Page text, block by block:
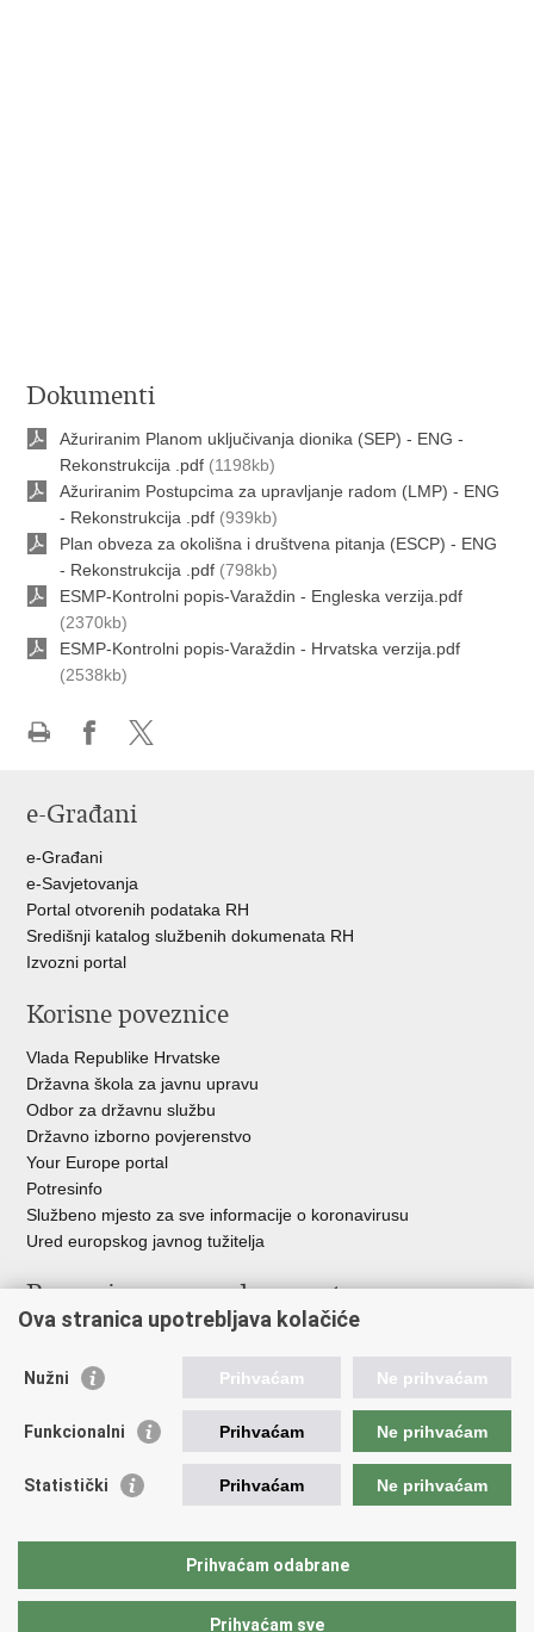
Dokumenti
Ažuriranim Planom uključivanja dionika (SEP) - ENG -
Rekonstrukcija .pdf (1198kb)
Ažuriranim Postupcima za upravljanje radom (LMP) - ENG
- Rekonstrukcija .pdf (939kb)
Plan obveza za okolišna i društvena pitanja (ESCP) - ENG
- Rekonstrukcija .pdf (798kb)
ESMP-Kontrolni popis-Varaždin - Engleska verzija.pdf
(2370kb)
ESMP-Kontrolni popis-Varaždin - Hrvatska verzija.pdf
(2538kb)
FacebookuTwitteru
e-Građani
e-Građani
e-Savjetovanja
Portal otvorenih podataka RH
Središnji katalog službenih dokumenata RH
Izvozni portal
Korisne poveznice
Vlada Republike Hrvatske
Državna škola za javnu upravu
Odbor za državnu službu
Državno izborno povjerenstvo
Your Europe portal
Potresinfo
Službeno mjesto za sve informacije o koronavirusu
Ured europskog javnog tužitelja
Poveznice pravosudnog sustava
Državno odvjetništvo
Ured za suzbijanje korupcije i organiziranog kriminaliteta
Državnoodvjetničko vijeće
Hrvatska odvjetnička komora
Europski pravosudni portal
Ova stranica upotrebljava kolačiće
Nužni Prihvaćam Ne prihvaćam
Funkcionalni Prihvaćam Ne prihvaćam
Statistički Prihvaćam Ne prihvaćam
Prihvaćam odabrane
Prihvaćam sve